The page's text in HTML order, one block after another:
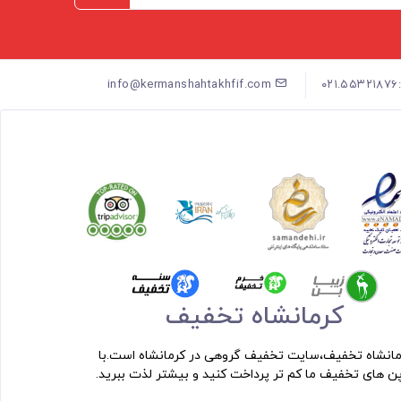
info@kermanshahtakhfif.com
کرمانشاه تخفیف
تخفیف،سایت تخفیف گروهی در کرمانشاه است.با
های تخفیف ما کم تر پرداخت کنید و بیشتر لذت ببرید.